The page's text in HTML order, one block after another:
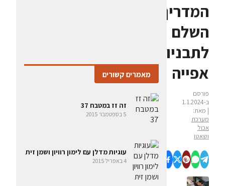
המדריך
השלם
לתבניות
אפייה
פורסם
ב-1.1.2024
| מאת:
מערכת
אכול
ושאטו
מאמרים קשורים
זה זז במטבח 37
5 בספטמבר 2015
עוגיות מדלן עם לימון רוויון ושמן זית
4 באפריל 2015